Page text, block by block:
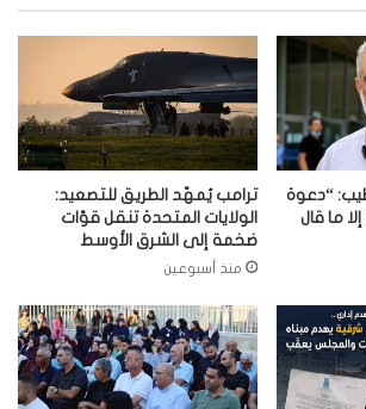
“دعوة
ما قال
ترامب يُمهّد الطريق للتصعيد:
الولايات المتحدة تنقل قوّات
ضخمة إلى الشرق الأوسط
منذ أسبوعين